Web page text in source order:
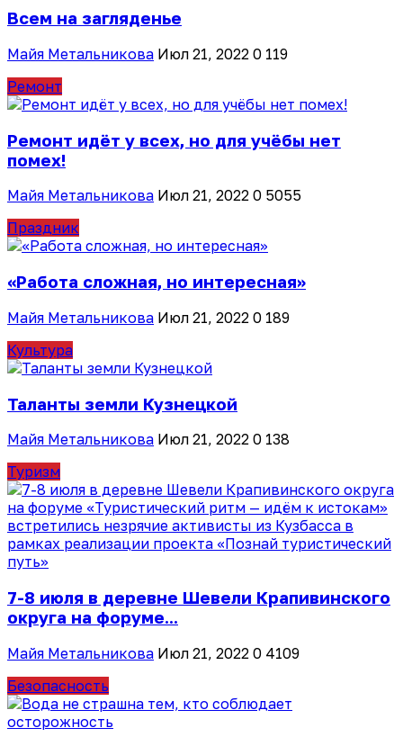
Всем на загляденье
Майя Метальникова Июл 21, 2022 0 119
Ремонт
Ремонт идёт у всех, но для учёбы нет
помех!
Майя Метальникова Июл 21, 2022 0 5055
Праздник
«Работа сложная, но интересная»
Майя Метальникова Июл 21, 2022 0 189
Культура
Таланты земли Кузнецкой
Майя Метальникова Июл 21, 2022 0 138
Туризм
7-8 июля в деревне Шевели Крапивинского
округа на форуме...
Майя Метальникова Июл 21, 2022 0 4109
Безопасность